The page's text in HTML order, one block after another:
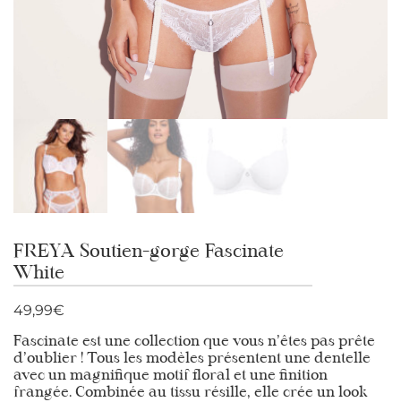
FREYA Soutien-gorge Fascinate
White
49,99€
Fascinate est une collection que vous n’êtes pas prête
d’oublier ! Tous les modèles présentent une dentelle
avec un magnifique motif floral et une finition
frangée. Combinée au tissu résille, elle crée un look